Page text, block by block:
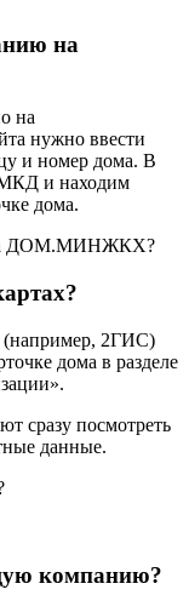
на
на
нужно ввести
и номер дома. В
и находим
дома.
(например, 2ГИС)
дома в разделе
сразу посмотреть
данные.
компанию?